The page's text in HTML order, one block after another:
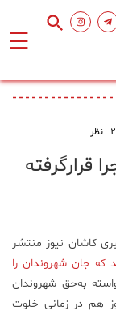
☰
2 نظر
کاشان نیوز منتشر
که جان شهروندان را
به‌حق شهروندان
هم در زمانی خلوت